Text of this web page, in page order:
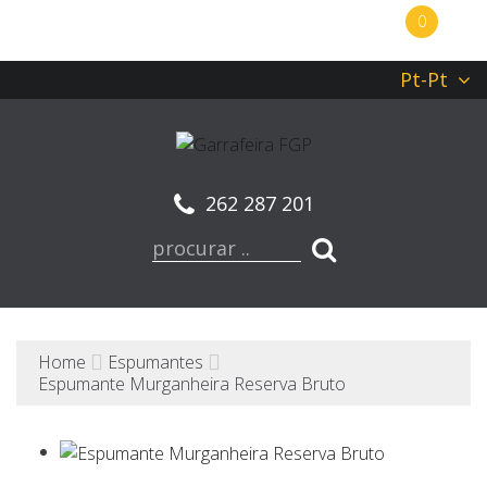
0
Pt-Pt
262 287 201
Home
Espumantes
Espumante Murganheira Reserva Bruto